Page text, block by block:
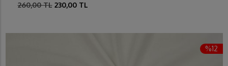
260,00 TL 230,00 TL
%12